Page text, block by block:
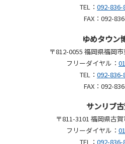
TEL： 092-836-
FAX：092-
ゆめタウン
〒812-0055 福岡県福岡
フリーダイヤル：
TEL： 092-836-
FAX：092-
サンリブ
〒811-3101 福岡県古
フリーダイヤル：
TEL： 092-836-